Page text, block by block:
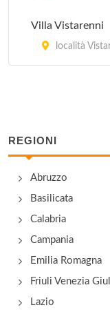
Villa Vistarenni
località
REGIONI
Abruzzo
Basilicata
Calabria
Campania
Emilia Romagna
Friuli Venezia
Lazio